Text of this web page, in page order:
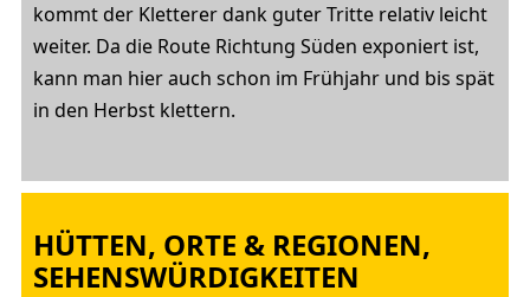
kommt der Kletterer dank guter Tritte relativ leicht
weiter. Da die Route Richtung Süden exponiert ist,
kann man hier auch schon im Frühjahr und bis spät
in den Herbst klettern.
HÜTTEN, ORTE & REGIONEN,
SEHENSWÜRDIGKEITEN